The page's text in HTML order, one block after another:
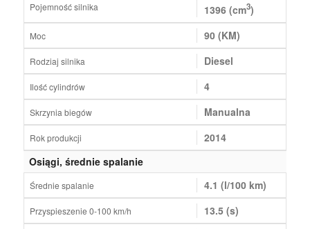
Pojemność silnika 1396 (cm3)
Moc 90 (KM)
Rodziaj silnika Diesel
Ilość cylindrów 4
Skrzynia biegów Manualna
Rok produkcji
2014
Osiągi, średnie spalanie
Średnie spalanie 4.1 (l/100 km)
Przyspieszenie 0-100 km/h 13.5 (s)